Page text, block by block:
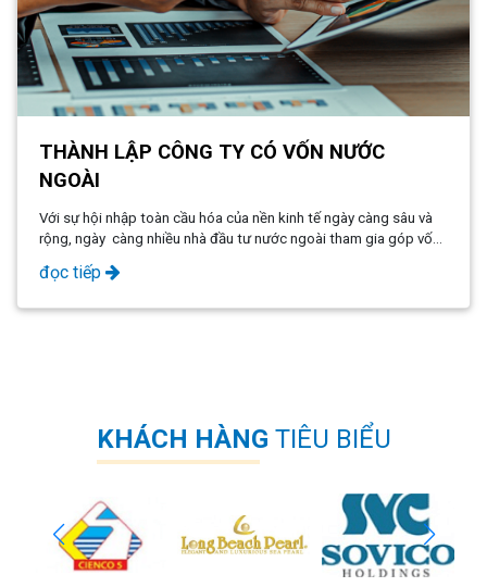
THÀNH LẬP CÔNG TY CÓ VỐN NƯỚC
NGOÀI
Với sự hội nhập toàn cầu hóa của nền kinh tế ngày càng sâu và
rộng, ngày càng nhiều nhà đầu tư nước ngoài tham gia góp vốn
thành lập công ty có vốn nước ngoài tại Việt Nam.
đọc tiếp
KHÁCH HÀNG TIÊU BIỂU